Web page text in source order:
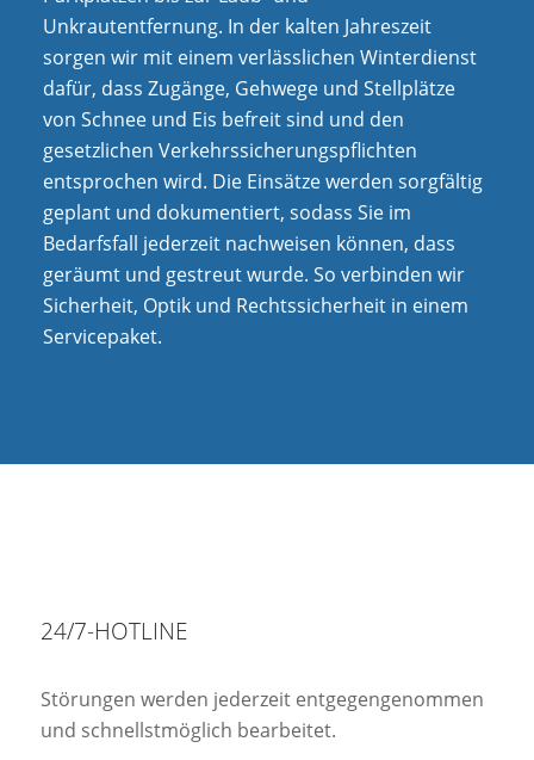
Unkrautentfernung. In der kalten Jahreszeit
sorgen wir mit einem verlässlichen Winterdienst
dafür, dass Zugänge, Gehwege und Stellplätze
von Schnee und Eis befreit sind und den
gesetzlichen Verkehrssicherungspflichten
entsprochen wird. Die Einsätze werden sorgfältig
geplant und dokumentiert, sodass Sie im
Bedarfsfall jederzeit nachweisen können, dass
geräumt und gestreut wurde. So verbinden wir
Sicherheit, Optik und Rechtssicherheit in einem
Servicepaket.
24/7-HOTLINE
Störungen werden jederzeit entgegengenommen
und schnellstmöglich bearbeitet.